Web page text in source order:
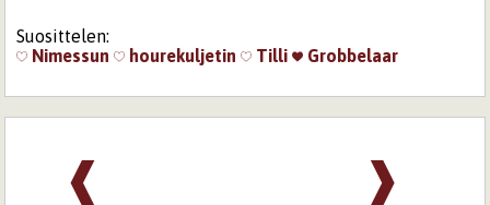
Suosittelen:
Nimessun
hourekuljetin Tilli Grobbelaar
❱
❰